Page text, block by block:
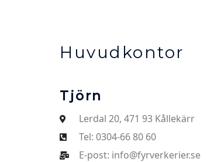
Huvudkontor
Tjörn
Lerdal 20, 471 93 Kållekärr
Tel: 0304-66 80 60
E-post: info@fyrverkerier.se